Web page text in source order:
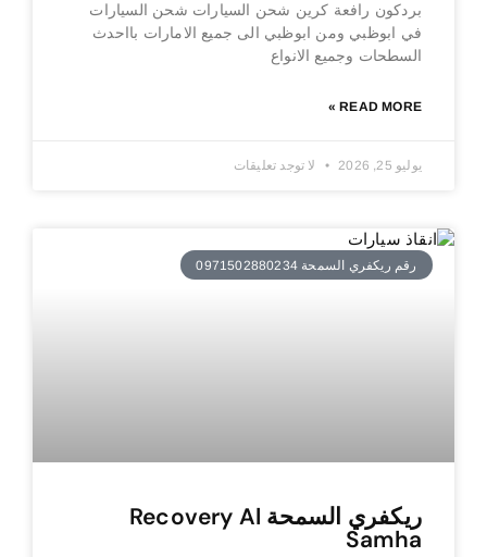
بردكون رافعة كرين شحن السيارات شحن السيارات
في ابوظبي ومن ابوظبي الى جميع الامارات بااحدث
السطحات وجميع الانواع
READ MORE »
يوليو 25, 2026 لا توجد تعليقات
رقم ريكفري السمحة 0971502880234
ريكفري السمحة Recovery Al
Samha